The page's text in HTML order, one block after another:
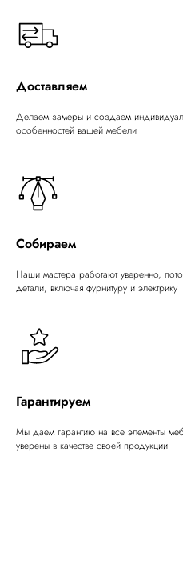
Доставляем
Делаем замеры и создаем
особенностей вашей мебели
Собираем
Наши мастера работают уверенно,
детали, включая фурнитуру и электрику
Гарантируем
Мы даем гарантию на все элементы
уверены в качестве своей продукции